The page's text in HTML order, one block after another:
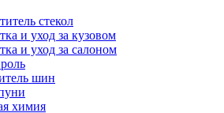
стекол
и уход за кузовом
и уход за салоном
шин
химия